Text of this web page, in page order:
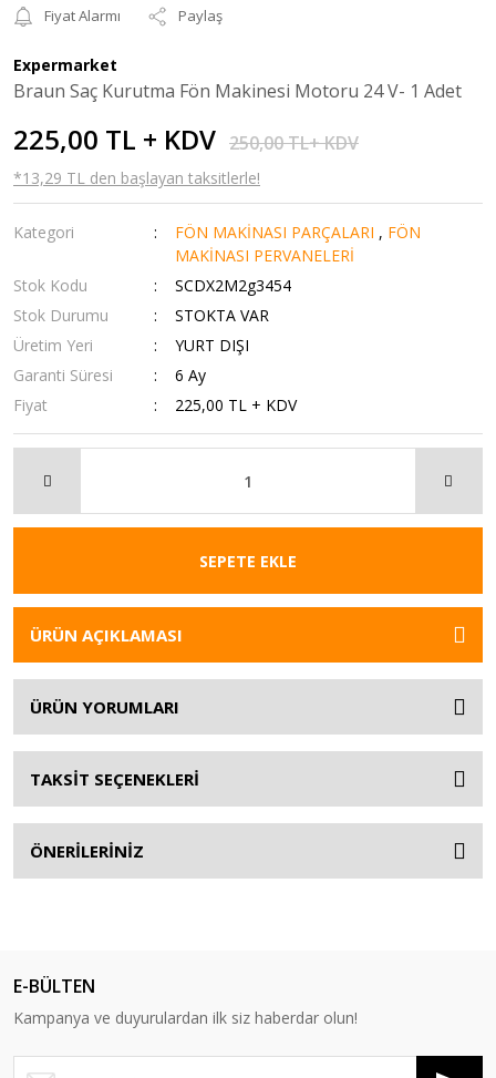
Fiyat Alarmı
Paylaş
Expermarket
Braun Saç Kurutma Fön Makinesi Motoru 24 V- 1 Adet
225,00 TL + KDV 250,00 TL+ KDV
*13,29 TL den başlayan taksitlerle!
Kategori FÖN MAKİNASI PARÇALARI , FÖN
MAKİNASI PERVANELERİ
Stok Kodu
SCDX2M2g3454
Stok Durumu
STOKTA VAR
Üretim Yeri
YURT DIŞI
Garanti Süresi
6 Ay
Fiyat
225,00 TL + KDV
SEPETE EKLE
ÜRÜN AÇIKLAMASI
ÜRÜN YORUMLARI
TAKSİT SEÇENEKLERİ
ÖNERİLERİNİZ
E-BÜLTEN
Kampanya ve duyurulardan ilk siz haberdar olun!